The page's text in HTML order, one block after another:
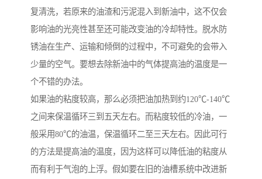
复清洗，若原来的油渣和污泥混入到新油中，这不仅会
影响油的光亮性甚至还可能改变油的冷却特性。脱水防
锈油在生产、运输和倾倒的过程中，不可避免的会带入
少量的空气。要想去除新油中的气体提高油的温度是一
个不错的办法。
如果油的粘度较高，那么必须把油加热到约120℃-140℃
之间来保温循环三到五天左右。而粘度较低的冷油，一
般采用80℃的油温，保温循环二至三天左右。因此可行
的方法是提高油的温度，因为这样可以降低油的粘度从
而有利于气泡的上浮。假如要在旧的油槽系统中改进新